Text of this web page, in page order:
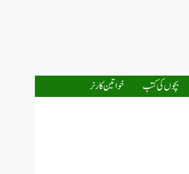
بچوں کی کتب خواتین کارنر